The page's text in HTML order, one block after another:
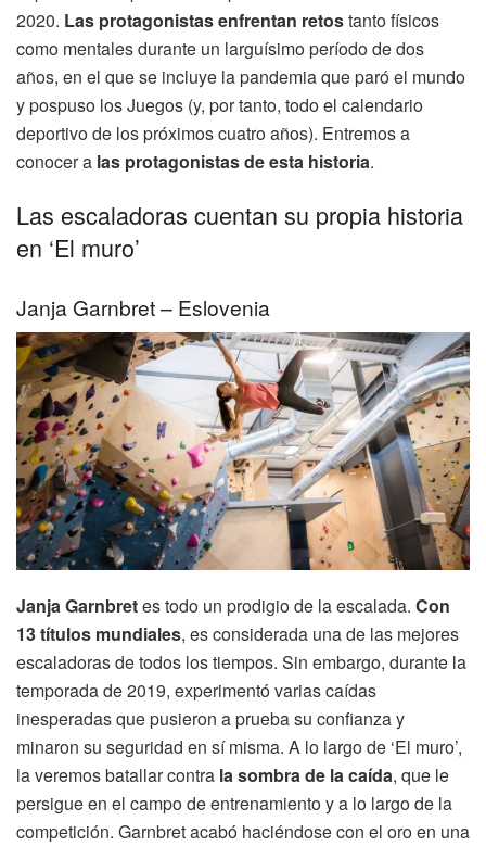
2020. Las protagonistas enfrentan retostanto físicos
como mentales durante un larguísimo período de dos
años, en el que se incluye la pandemia que paró el mundo
y pospuso los Juegos (y, por tanto, todo el calendario
deportivo de los próximos cuatro años). Entremos a
conocer a las protagonistas de esta historia.
Las escaladoras cuentan su propia historia
en ‘El muro’
Janja Garnbret – Eslovenia
Janja Garnbretes todo un prodigio de la escalada. Con
13 títulos mundiales, es considerada una de las mejores
escaladoras de todos los tiempos. Sin embargo, durante la
temporada de 2019, experimentó varias caídas
inesperadas que pusieron a prueba su confianza y
minaron su seguridad en sí misma. A lo largo de ‘El muro’,
la veremos batallar contra la sombra de la caída, que le
persigue en el campo de entrenamiento y a lo largo de la
competición. Garnbret acabó haciéndose con el oro en una